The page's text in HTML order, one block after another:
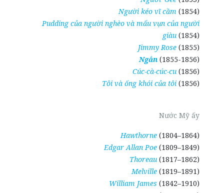
Người kéo vĩ cầm(1854)
Pudding của người nghèo và mẩu vụn của người
giàu(1854)
Jimmy Rose(1855)
Ngắn(1855-1856)
Cúc-cà-cúc-cu(1856)
Tôi và ống khói của tôi(1856)
Nước Mỹ ấy
Hawthorne(1804–1864)
Edgar Allan Poe(1809–1849)
Thoreau(1817–1862)
Melville(1819–1891)
William James (1842–1910)